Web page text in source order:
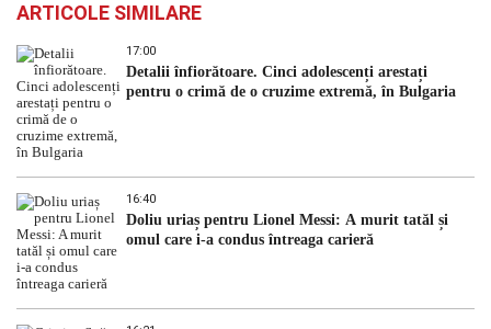
ARTICOLE SIMILARE
17:00
Detalii înfiorătoare. Cinci adolescenți arestați
pentru o crimă de o cruzime extremă, în Bulgaria
16:40
Doliu uriaș pentru Lionel Messi: A murit tatăl și
omul care i-a condus întreaga carieră